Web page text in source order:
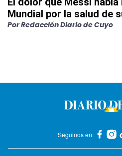
Mundial por la salud de
PorRedacción Diario de Cuyo
Seguinos en: